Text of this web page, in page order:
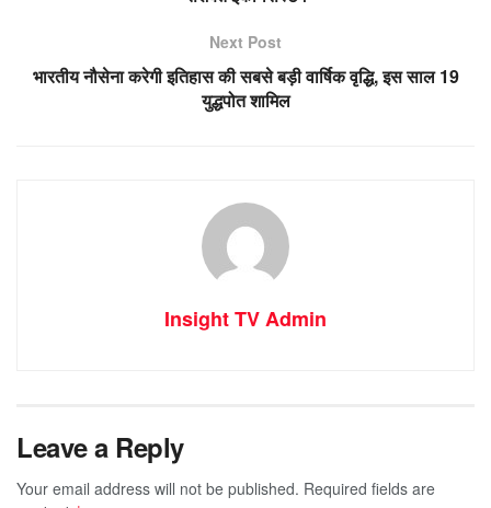
Next Post
भारतीय नौसेना करेगी इतिहास की सबसे बड़ी वार्षिक वृद्धि, इस साल 19
युद्धपोत शामिल
Insight TV Admin
Leave a Reply
Your email address will not be published. Required fields are